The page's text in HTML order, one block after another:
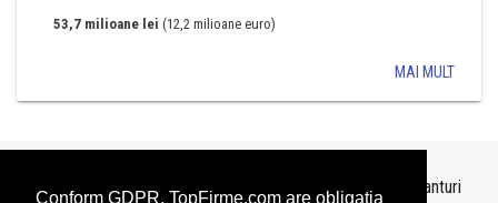
Conform GDPR, TopFirme.com are obligaţia
53,7 milioane lei (12,2 milioane euro)
MAI MULT
Topurile sunt realizate deTopFirme pe baza ultimelor bilanturi